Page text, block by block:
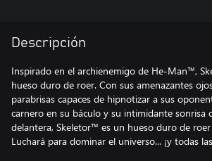
Descripción
Inspirado en el archienemigo de He-Man™,
hueso duro de roer. Con sus amenazantes
parabrisas capaces de hipnotizar a sus
carnero en su báculo y su intimidante sonrisa
delantera, Skeletor™ es un hueso duro de
Luchará para dominar el universo... ¡y todas